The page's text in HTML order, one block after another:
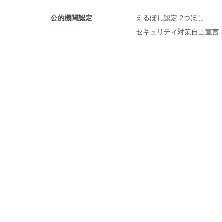
公的機関認定
えるぼし認定 2つほし
セキュリティ対策自己宣言